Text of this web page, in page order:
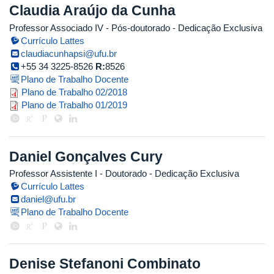
Claudia Araújo da Cunha
Professor Associado IV - Pós-doutorado - Dedicação Exclusiva
Currículo Lattes
claudiacunhapsi@ufu.br
+55 34 3225-8526 R:8526
Plano de Trabalho Docente
Plano de Trabalho 02/2018
Plano de Trabalho 01/2019
Daniel Gonçalves Cury
Professor Assistente I - Doutorado - Dedicação Exclusiva
Currículo Lattes
daniel@ufu.br
Plano de Trabalho Docente
Denise Stefanoni Combinato